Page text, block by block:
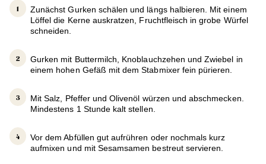
Zunächst Gurken schälen und längs halbieren. Mit einem
Löffel die Kerne auskratzen, Fruchtfleisch in grobe Würfel
schneiden.
Gurken mit Buttermilch, Knoblauchzehen und Zwiebel in
einem hohen Gefäß mit dem Stabmixer fein pürieren.
Mit Salz, Pfeffer und Olivenöl würzen und abschmecken.
Mindestens 1 Stunde kalt stellen.
Vor dem Abfüllen gut aufrühren oder nochmals kurz
aufmixen und mit Sesamsamen bestreut servieren.